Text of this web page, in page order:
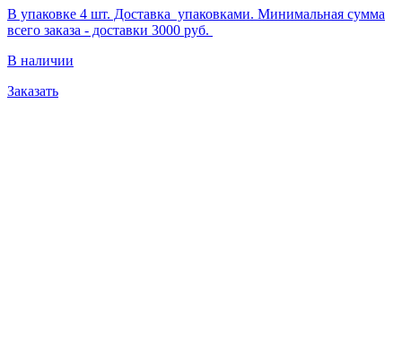
В упаковке 4 шт. Доставка упаковками. Минимальная сумма
всего заказа - доставки 3000 руб.
В наличии
Заказать